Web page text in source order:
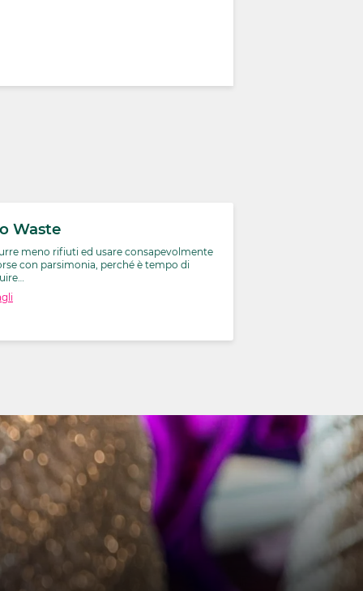
Waste
meno rifiuti ed usare consapevolmente
con parsimonia, perché è tempo di